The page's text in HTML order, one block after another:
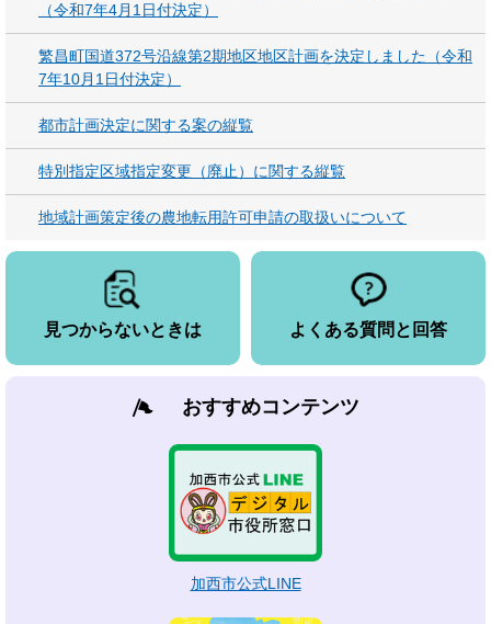
（令和7年4月1日付決定）
繁昌町国道372号沿線第2期地区地区計画を決定しました（令和
7年10月1日付決定）
都市計画決定に関する案の縦覧
特別指定区域指定変更（廃止）に関する縦覧
地域計画策定後の農地転用許可申請の取扱いについて
見つからないときは よくある質問と回答
おすすめコンテンツ
加西市公式LINE